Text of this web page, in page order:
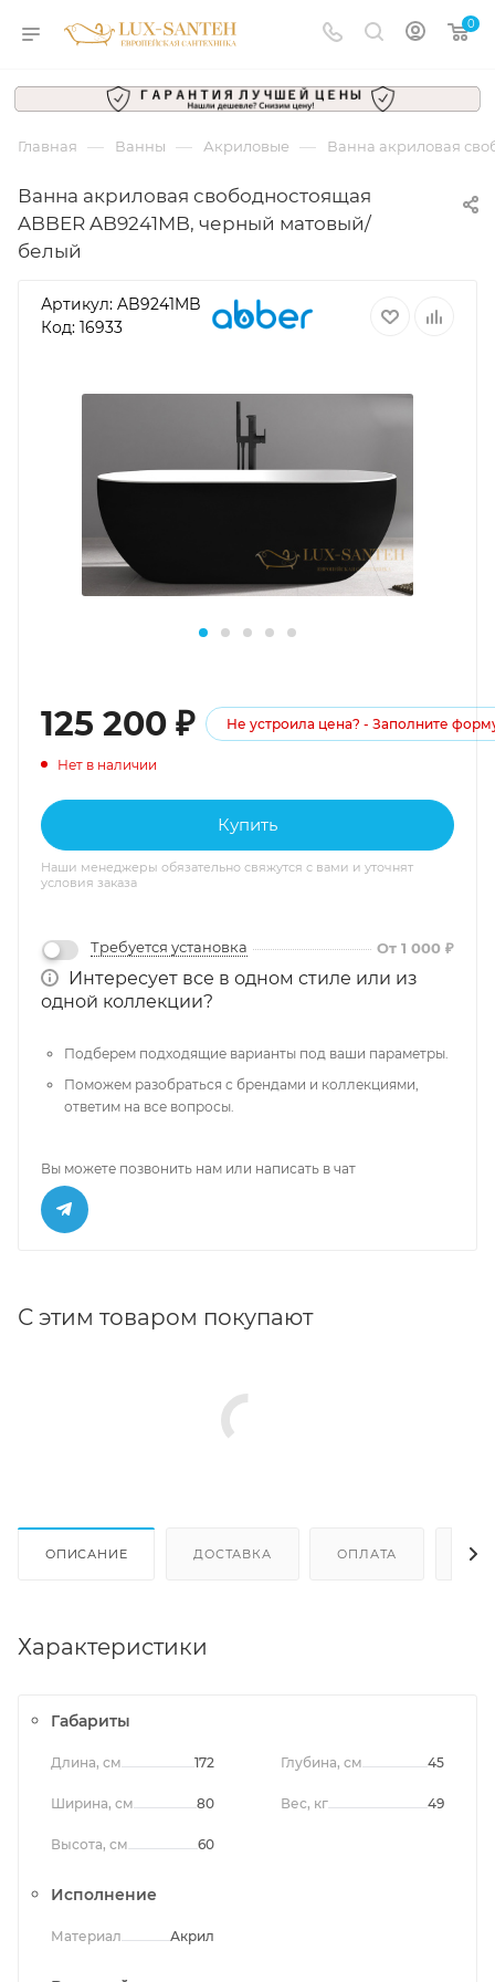
0
Главная — Ванны — Акриловые — Ванна акриловая
Ванна акриловая свободностоящая
ABBER AB9241MB, черный матовый/
белый
Артикул: AB9241MB
Код: 16933
125 200 ₽ Не устроила цена? - Заполните
Нет в наличии
Купить
Наши менеджеры обязательно свяжутся с вами и уточнят
условия заказа
Требуется установка От 1 000 ₽
Интересует все в одном стиле или из
одной коллекции?
Подберем подходящие варианты под ваши параметры.
Поможем разобраться с брендами и коллекциями,
ответим на все вопросы.
Вы можете позвонить нам или написать в чат
С этим товаром покупают
ОПИСАНИЕ ДОСТАВКА ОПЛАТА
Характеристики
Габариты
Длина, см 172
Ширина, см 80
Высота, см 60
Глубина, см 45
Вес, кг 49
Исполнение
Материал Акрил